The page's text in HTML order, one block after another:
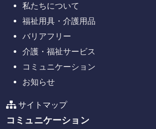
私たちについて
福祉用具・介護用品
バリアフリー
介護・福祉サービス
コミュニケーション
お知らせ
サイトマップ
コミュニケーション